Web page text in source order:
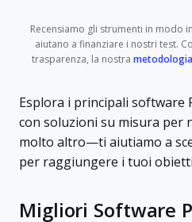
Recensiamo gli strumenti in modo
aiutano a finanziare i nostri test.
trasparenza, la nostra metodologia
Esplora i principali software
con soluzioni su misura per
molto altro—ti aiutiamo a
per raggiungere i tuoi
Migliori Software